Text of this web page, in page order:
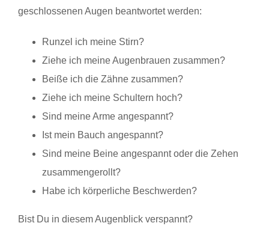
geschlossenen Augen beantwortet werden:
Runzel ich meine Stirn?
Ziehe ich meine Augenbrauen zusammen?
Beiße ich die Zähne zusammen?
Ziehe ich meine Schultern hoch?
Sind meine Arme angespannt?
Ist mein Bauch angespannt?
Sind meine Beine angespannt oder die Zehen
zusammengerollt?
Habe ich körperliche Beschwerden?
Bist Du in diesem Augenblick verspannt?